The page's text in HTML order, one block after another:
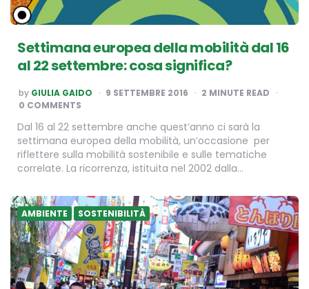
Settimana europea della mobilità dal 16
al 22 settembre: cosa significa?
POSTED
BY
by GIULIA GAIDO 9 SETTEMBRE 2016 2 MINUTE READ
0 COMMENTS
Dal 16 al 22 settembre anche quest’anno ci sarà la
settimana europea della mobilità, un’occasione per
riflettere sulla mobilità sostenibile e sulle tematiche
correlate. La ricorrenza, istituita nel 2002 dalla…
AMBIENTE SOSTENIBILITÀ